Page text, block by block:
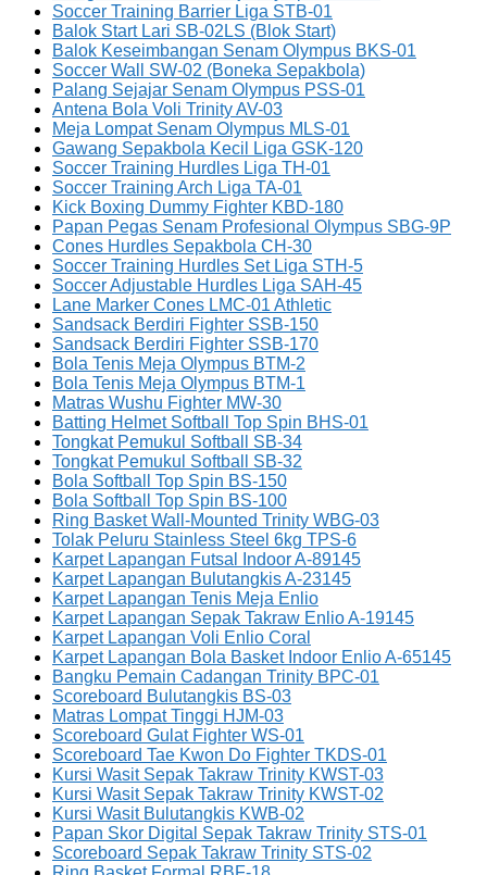
Soccer Training Barrier Liga STB-01
Balok Start Lari SB-02LS (Blok Start)
Balok Keseimbangan Senam Olympus BKS-01
Soccer Wall SW-02 (Boneka Sepakbola)
Palang Sejajar Senam Olympus PSS-01
Antena Bola Voli Trinity AV-03
Meja Lompat Senam Olympus MLS-01
Gawang Sepakbola Kecil Liga GSK-120
Soccer Training Hurdles Liga TH-01
Soccer Training Arch Liga TA-01
Kick Boxing Dummy Fighter KBD-180
Papan Pegas Senam Profesional Olympus SBG-9P
Cones Hurdles Sepakbola CH-30
Soccer Training Hurdles Set Liga STH-5
Soccer Adjustable Hurdles Liga SAH-45
Lane Marker Cones LMC-01 Athletic
Sandsack Berdiri Fighter SSB-150
Sandsack Berdiri Fighter SSB-170
Bola Tenis Meja Olympus BTM-2
Bola Tenis Meja Olympus BTM-1
Matras Wushu Fighter MW-30
Batting Helmet Softball Top Spin BHS-01
Tongkat Pemukul Softball SB-34
Tongkat Pemukul Softball SB-32
Bola Softball Top Spin BS-150
Bola Softball Top Spin BS-100
Ring Basket Wall-Mounted Trinity WBG-03
Tolak Peluru Stainless Steel 6kg TPS-6
Karpet Lapangan Futsal Indoor A-89145
Karpet Lapangan Bulutangkis A-23145
Karpet Lapangan Tenis Meja Enlio
Karpet Lapangan Sepak Takraw Enlio A-19145
Karpet Lapangan Voli Enlio Coral
Karpet Lapangan Bola Basket Indoor Enlio A-65145
Bangku Pemain Cadangan Trinity BPC-01
Scoreboard Bulutangkis BS-03
Matras Lompat Tinggi HJM-03
Scoreboard Gulat Fighter WS-01
Scoreboard Tae Kwon Do Fighter TKDS-01
Kursi Wasit Sepak Takraw Trinity KWST-03
Kursi Wasit Sepak Takraw Trinity KWST-02
Kursi Wasit Bulutangkis KWB-02
Papan Skor Digital Sepak Takraw Trinity STS-01
Scoreboard Sepak Takraw Trinity STS-02